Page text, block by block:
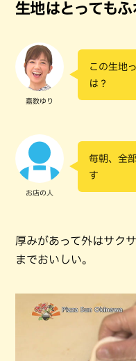
生地はとってもふ
嘉数ゆり
この生地
は？
お店の人
毎朝、全
す
厚みがあって外はサク
までおいしい。